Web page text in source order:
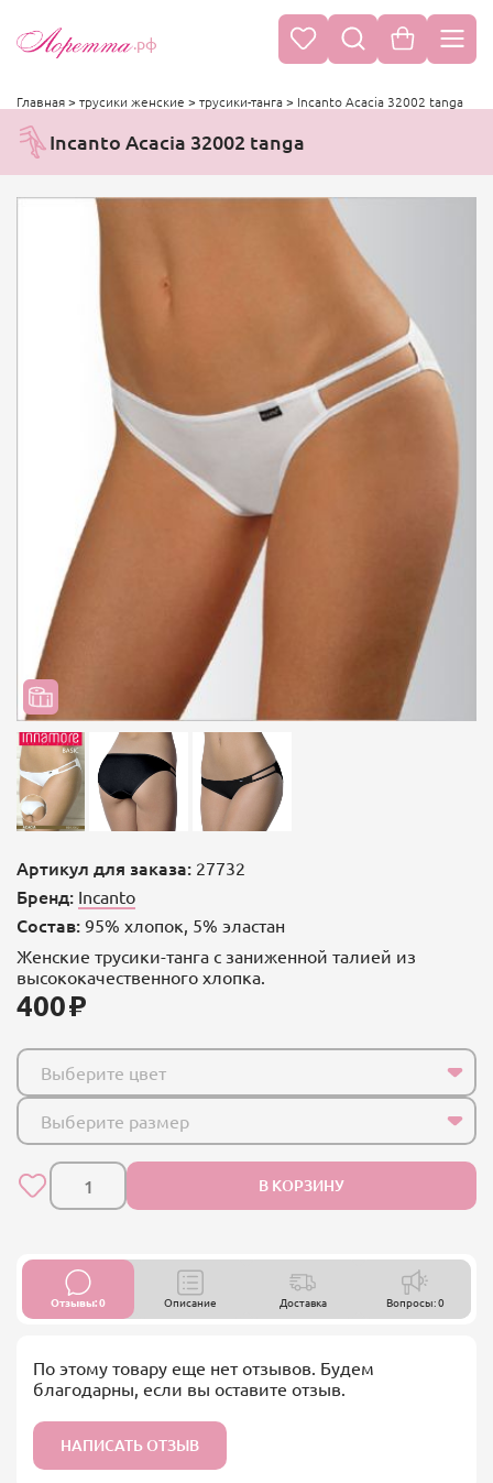
.рф
Главная> трусики женские > трусики-танга> Incanto Acacia 32002 tanga
Incanto Acacia 32002 tanga
Артикул для заказа: 27732
Бренд: Incanto
Состав: 95% хлопок, 5% эластан
Женские трусики-танга с заниженной талией из
высококачественного хлопка.
400
Выберите цвет
Выберите размер
В КОРЗИНУ
Отзывы: 0 Описание Доставка Вопросы: 0
По этому товару еще нет отзывов. Будем
благодарны, если вы оставите отзыв.
НАПИСАТЬ ОТЗЫВ